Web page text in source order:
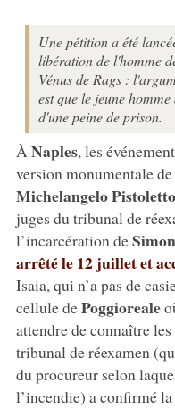
Une pétition a été
libération de l'homme
Vénus de Rags :
est que le jeune
d'une peine de prison.
À Naples, les
version monumentale
Michelangelo Pistoletto
juges du tribunal de
l’incarcération de
arrêté le 12 juillet et
Isaia, qui n’a pas de
cellule dePoggioreale
attendre de connaître
tribunal de réexamen
du procureur selon
l’incendie) a confirmé la